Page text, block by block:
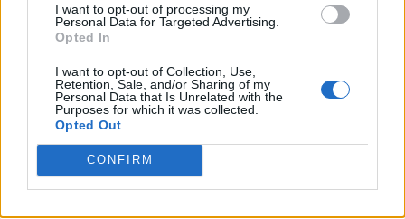
I want to opt-out of processing my
Personal Data for Targeted Advertising.
Opted In
I want to opt-out of Collection, Use,
Retention, Sale, and/or Sharing of my
Personal Data that Is Unrelated with the
Purposes for which it was collected.
Opted Out
CONFIRM